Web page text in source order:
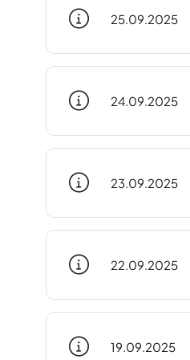
25.09.2025
24.09.2025
23.09.2025
22.09.2025
19.09.2025